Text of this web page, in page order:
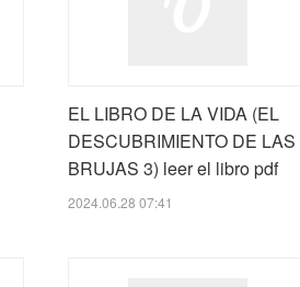
EL LIBRO DE LA VIDA (EL
DESCUBRIMIENTO DE LAS
BRUJAS 3) leer el libro pdf
2024.06.28 07:41